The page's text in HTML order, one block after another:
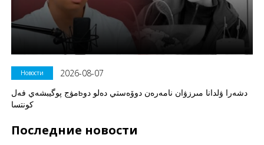
Новости
2026-08-07
مۋج پوگيبشەي فەلьدشەرا ۋلدانا مىرزۋان نامەرەن دوۆەستي دەلو دو
كونتسا
Последние новости